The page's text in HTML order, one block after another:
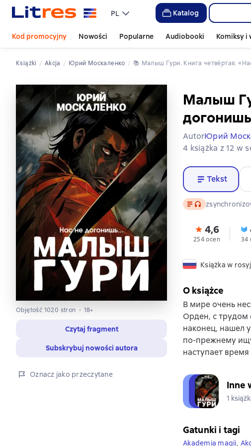
PL Katalog
Kod promocyjny Nowości Popularne Audiobooki Komiksy i
Książki akcja Юрий Москаленко 📚 Малыш Гури. Книга четвёртая.
Objętość 1020 stron 18+
Czytaj fragment
Subskrybuj nowości autora
Oznacz jako przeczytane
Малыш
AutorЮрий
4 książka z 12 w
Tekst
Tekst, format audio
4,6
254 ocen 34
Książka w
O książce
В мире очень
Орден, с трудом
наконец, нашел
по-прежнему
наступает
Inne
1
Gatunki i tagi
Akademia magii,